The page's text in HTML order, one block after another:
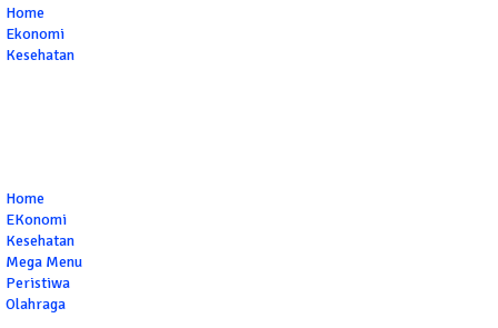
Home
Ekonomi
Kesehatan
Home
EKonomi
Kesehatan
Mega Menu
Peristiwa
Olahraga